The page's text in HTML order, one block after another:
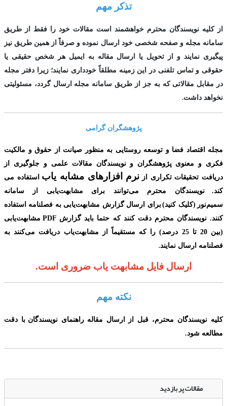
تذکر مهم
از کلیه نویسندگان محترم خواهشمند است مقالات خود را فقط از طریق
سامانه مجله و صفحه شخصی خود ارسال نموده و صرفاً از همین طریق نیز
پیگیری نمایند و از تحویل یا ارسال مقاله به ایمیل هر شخص حقیقی یا
حقوقی و تماس تلفنی در این زمینه مطلقاً خودداری نمایند؛ زیرا دفتر مجله
در مقابل مقالاتی که به جز از طریق سامانه مجله ارسال گردد، مسئولیتی
نخواهد داشت.
پژوهشگران گرامی
مجله اقتصاد فضا و توسعه روستایی به منظور صیانت از حقوق و مالکیت
فکری و معنوی پژوهشگران و نویسندگان مقالات علمی و جلوگیری از
دریافت تحقیقات تکراری از نرم افزارهای مشابه یاب استفاده می
کند.
نویسندگان محترم می‌توانند برای مشابهت‌یابی از سامانه
سمیم‌نور (کلیک کنید)برای ارسال گزارش مشابهت‌یابی به فصلنامه استفاده
کنند. نویسندگان محترم دقت کنند که حتما باید گزارش PDF مشابهت‌یابی
(بین 20 تا 25 درصد ) را که مستقیماً از مشابهت‌یاب دریافت می‌‌کنند به
فصلنامه ارسال نمایند.
ارسال فایل مشابهت یاب ضروری است.
نکته مهم
کلیه نویسندگان محترم، قبل از ارسال مقاله راهنمای نویسندگان با دقت
مطالعه شود.
مقالات پر بازدید